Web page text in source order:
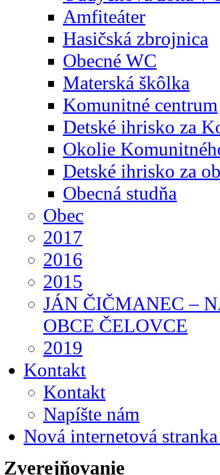
Amfiteáter
Hasičská zbrojnica
Obecné WC
Materská škôlka
Komunitné centrum
Detské ihrisko za
Okolie
Detské ihrisko za
Obecná studňa
Obec
2017
2016
2015
JÁN ČIČMANEC –
OBCE ČELOVCE
2019
Kontakt
Kontakt
Napíšte nám
Nová internetová
Zverejňovanie